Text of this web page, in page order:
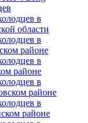
в
области
в
районе
в
районе
в
районе
в
районе